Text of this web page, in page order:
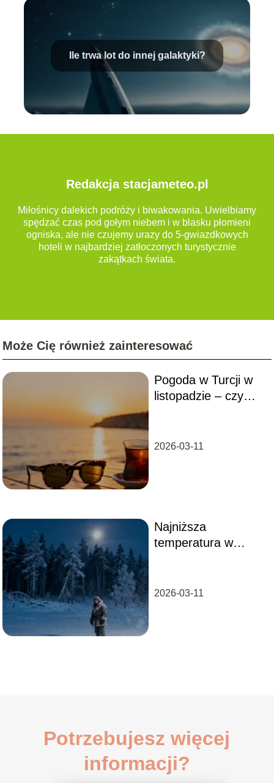
Ile trwa lot do innej galaktyki?
Redakcja stacjameteo.pl
Miłośnicy dalekich podróży i biwakowania. Uwielbiamy
spędzać czas pod gołym niebem i w blasku płomieni
ogniska, ale nie czujemy urazy do 5-gwiazdkowych
hoteli w najbardziej zatłoczonych turystycznie
zakątkach świata.
Może Cię również zainteresować
Pogoda w Turcji w
listopadzie – czy
2026-03-11
Najniższa
temperatura w
wystąpiła?
2026-03-11
Potrzebujesz więcej
informacji?